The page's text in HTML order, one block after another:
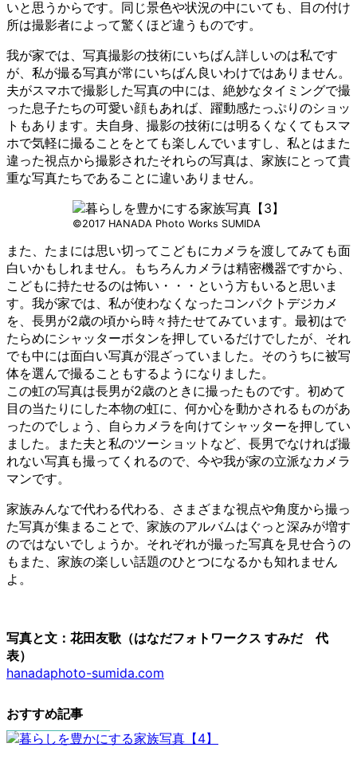
いと思うからです。同じ景色や状況の中にいても、目の付け
所は撮影者によって驚くほど違うものです。
我が家では、写真撮影の技術にいちばん詳しいのは私です
が、私が撮る写真が常にいちばん良いわけではありません。
夫がスマホで撮影した写真の中には、絶妙なタイミングで撮
った息子たちの可愛い顔もあれば、躍動感たっぷりのショッ
トもあります。夫自身、撮影の技術には明るくなくてもスマ
ホで気軽に撮ることをとても楽しんでいますし、私とはまた
違った視点から撮影されたそれらの写真は、家族にとって貴
重な写真たちであることに違いありません。
©︎2017 HANADA Photo Works SUMIDA
また、たまには思い切ってこどもにカメラを渡してみても面
白いかもしれません。もちろんカメラは精密機器ですから、
こどもに持たせるのは怖い・・・という方もいると思いま
す。我が家では、私が使わなくなったコンパクトデジカメ
を、長男が2歳の頃から時々持たせてみています。最初はで
たらめにシャッターボタンを押しているだけでしたが、それ
でも中には面白い写真が混ざっていました。そのうちに被写
体を選んで撮ることもするようになりました。
この虹の写真は長男が2歳のときに撮ったものです。初めて
目の当たりにした本物の虹に、何か心を動かされるものがあ
ったのでしょう、自らカメラを向けてシャッターを押してい
ました。また夫と私のツーショットなど、長男でなければ撮
れない写真も撮ってくれるので、今や我が家の立派なカメラ
マンです。
家族みんなで代わる代わる、さまざまな視点や角度から撮っ
た写真が集まることで、家族のアルバムはぐっと深みが増す
のではないでしょうか。それぞれが撮った写真を見せ合うの
もまた、家族の楽しい話題のひとつになるかも知れません
よ。
写真と文：花田友歌（はなだフォトワークス すみだ 代
表）
hanadaphoto-sumida.com
おすすめ記事